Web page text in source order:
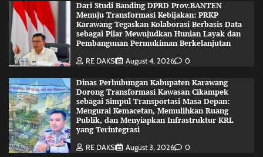
Dari Studi Banding DPRD Prov.BANTEN
Menuju Transformasi Kebijakan: PRKP
Karawang Tegaskan Kolaborasi Berbasis Data
sebagai Pilar Mewujudkan Hunian Layak dan
Pembangunan Permukiman Berkelanjutan
RE DAKSI August 4, 2026 0
Dinas Perhubungan Kabupaten Karawang
Dorong Transformasi Kawasan Cikampek
sebagai Simpul Transportasi Masa Depan:
Mengurai Kemacetan, Memulihkan Ruang
Publik, dan Menyiapkan Infrastruktur KRL
yang Terintegrasi
RE DAKSI August 3, 2026 0